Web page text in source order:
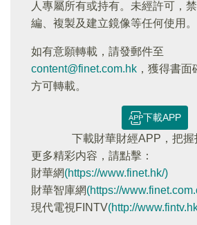
人專屬所有或持有。未經許可，
編、複製及建立鏡像等任何使用。
如有意願轉載，請發郵件至
content@finet.com.hk ，獲得書面
方可轉載。
下載APP
下載財華財經APP，把握
更多精彩内容，請點擊：
財華網(https://www.finet.hk/)
財華智庫網(https://
現代電視FINTV(http://